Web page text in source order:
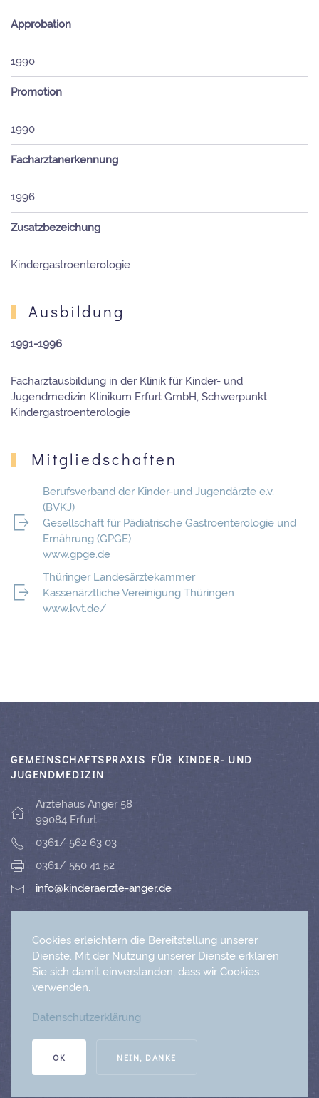
Approbation
1990
Promotion
1990
Facharztanerkennung
1996
Zusatzbezeichung
Kindergastroenterologie
Ausbildung
1991-1996
Facharztausbildung in der Klinik für Kinder- und
Jugendmedizin Klinikum Erfurt GmbH, Schwerpunkt
Kindergastroenterologie
Mitgliedschaften
Berufsverband der Kinder-und Jugendärzte e.v.
(BVKJ)
Gesellschaft für Pädiatrische Gastroenterologie und
Ernährung (GPGE)
www.gpge.de
Thüringer Landesärztekammer
Kassenärztliche Vereinigung Thüringen
www.kvt.de/
GEMEINSCHAFTSPRAXIS FÜR KINDER- UND
JUGENDMEDIZIN
Ärztehaus Anger 58
99084 Erfurt
0361/ 562 63 03
0361/ 550 41 52
info@kinderaerzte-anger.de
NEUAUFNAHME IHRES KINDES
IMPRESSUM
Cookies erleichtern die Bereitstellung unserer
Dienste. Mit der Nutzung unserer Dienste erklären
Sie sich damit einverstanden, dass wir Cookies
verwenden.
Datenschutzerklärung
OK NEIN, DANKE